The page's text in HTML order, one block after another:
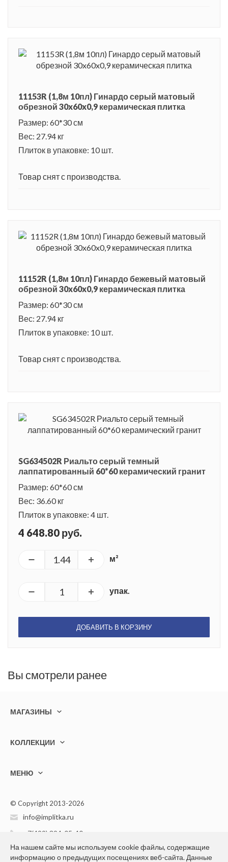
11153R (1,8м 10пл) Гинардо серый матовый
обрезной 30x60x0,9 керамическая плитка
Размер: 60*30 см
Вес: 27.94 кг
Плиток в упаковке: 10 шт.
Товар снят с производства.
11152R (1,8м 10пл) Гинардо бежевый матовый
обрезной 30x60x0,9 керамическая плитка
Размер: 60*30 см
Вес: 27.94 кг
Плиток в упаковке: 10 шт.
Товар снят с производства.
SG634502R Риальто серый темный
лаппатированный 60*60 керамический гранит
Размер: 60*60 см
Вес: 36.60 кг
Плиток в упаковке: 4 шт.
4 648.80 руб.
м²
упак.
ДОБАВИТЬ В КОРЗИНУ
Вы смотрели ранее
МАГАЗИНЫ
КОЛЛЕКЦИИ
МЕНЮ
© Copyright 2013-2026
info@implitka.ru
+7(499) 394-05-40
На нашем сайте мы используем cookie файлы, содержащие
информацию о предыдущих посещениях веб-сайта. Данные